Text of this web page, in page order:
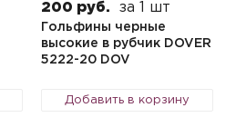
200 руб. за 1 шт
Гольфины черные
высокие в рубчик DOVER
5222-20 DOV
Добавить в корзину